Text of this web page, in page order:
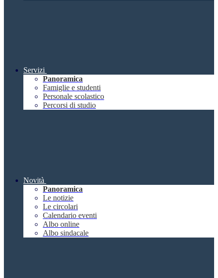
Servizi
Panoramica
Famiglie e studenti
Personale scolastico
Percorsi di studio
Novità
Panoramica
Le notizie
Le circolari
Calendario eventi
Albo online
Albo sindacale